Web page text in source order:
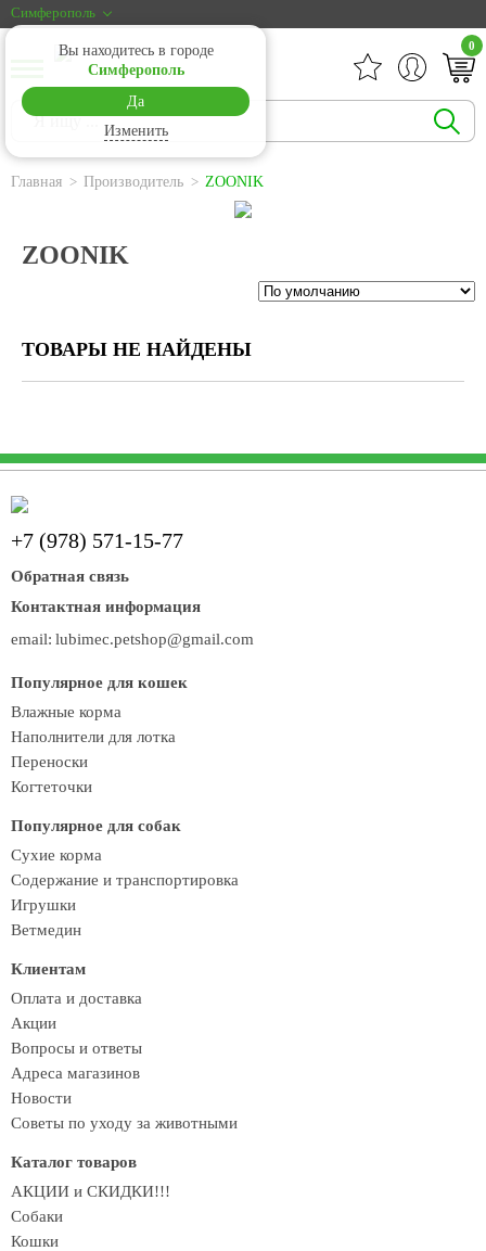
Симферополь
Вы находитесь в городе
Симферополь
Да
Изменить
0
Главная Производитель ZOONIK
ZOONIK
ТОВАРЫ НЕ НАЙДЕНЫ
+7 (978) 571-15-77
Обратная связь
Контактная информация
email: lubimec.petshop@gmail.com
Популярное для кошек
Влажные корма
Наполнители для лотка
Переноски
Когтеточки
Популярное для собак
Сухие корма
Содержание и транспортировка
Игрушки
Ветмедин
Клиентам
Оплата и доставка
Акции
Вопросы и ответы
Адреса магазинов
Новости
Советы по уходу за животными
Каталог товаров
АКЦИИ и СКИДКИ!!!
Собаки
Кошки